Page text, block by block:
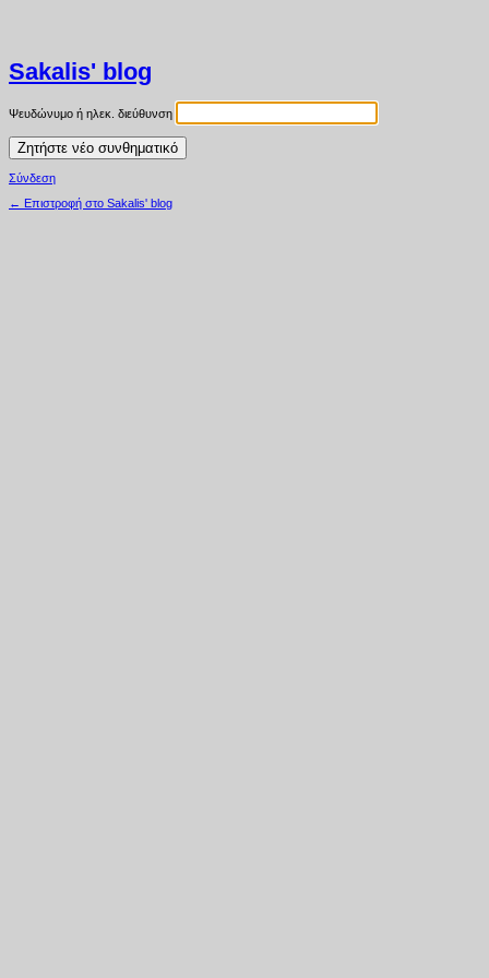
Sakalis' blog
Ψευδώνυμο ή ηλεκ. διεύθυνση
Σύνδεση
← Επιστροφή στο Sakalis' blog